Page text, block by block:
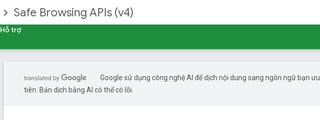
Safe Browsing APIs (v4)
Hỗ trợ
Google sử dụng công nghệ AI để dịch nội dung sang ngôn ngữ bạn ưu
tiên. Bản dịch bằng AI có thể có lỗi.